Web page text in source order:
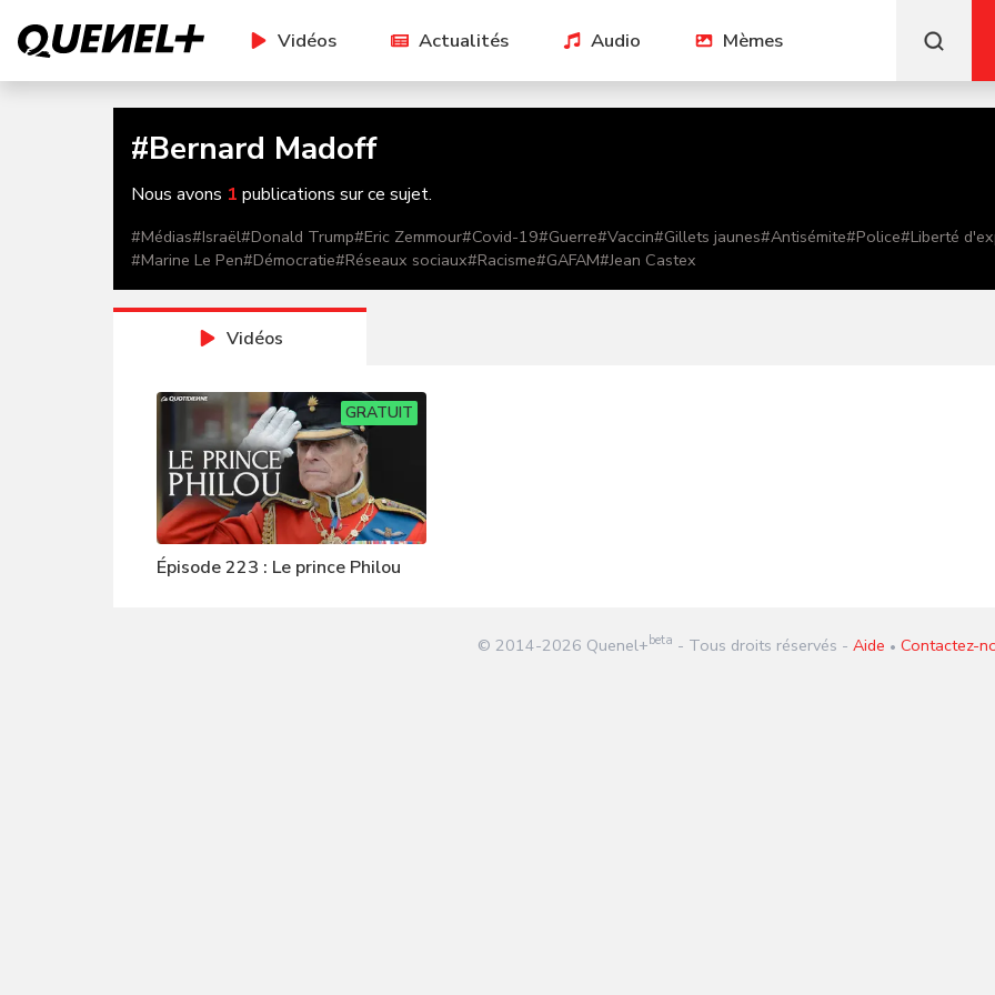
Vidéos Actualités Audio Mèmes
#Bernard Madoff
Nous avons 1 publications sur ce sujet.
#Médias#Israël#Donald Trump#Eric Zemmour#Covid-19#Guerre#Vaccin#Gillets jaunes#Antisémite#Police#Liberté
#Marine Le Pen#Démocratie#Réseaux sociaux#Racisme#GAFAM#Jean Castex
Vidéos
GRATUIT
Épisode 223 : Le prince Philou
© 2014-2026 Quenel+beta - Tous droits réservés - Aide • Contactez-